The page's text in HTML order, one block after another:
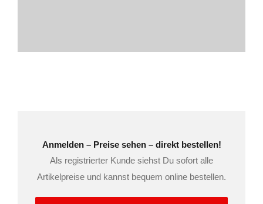
Anmelden – Preise sehen – direkt bestellen!
Als registrierter Kunde siehst Du sofort alle
Artikelpreise und kannst bequem online bestellen.